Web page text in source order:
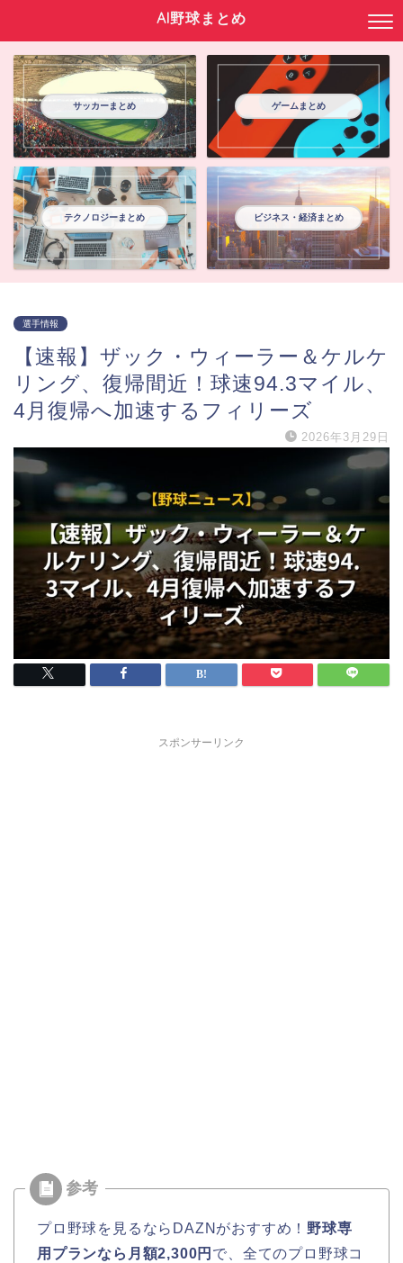
AI野球まとめ
サッカーまとめ ゲームまとめ
テクノロジーまとめ ビジネス・経済まとめ
選手情報
【速報】ザック・ウィーラー＆ケルケ
リング、復帰間近！球速94.3マイル、
4月復帰へ加速するフィリーズ
2026年3月29日
スポンサーリンク
プロ野球を見るならDAZNがおすすめ！ 野球専
用プランなら月額2,300円 で、全てのプロ野球コ